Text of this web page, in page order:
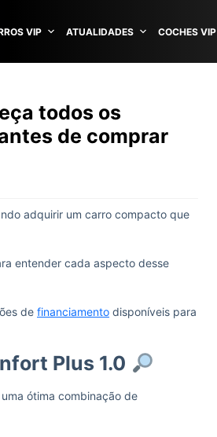
VIP ATUALIDADES COCHES VIP
todos os
de comprar
adquirir um carro compacto que
entender cada aspecto desse
de financiamento disponíveis para
Plus 1.0
ótima combinação de